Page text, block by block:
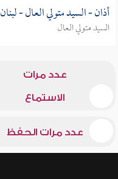
أذان - السيد متولي العال - لبنان
السيد متولي العال
عدد مرات
الاستماع
عدد مرات الحفظ